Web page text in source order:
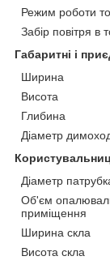
Режим роботи
Забір повітря в
Габаритні і
Ширина
Висота
Глибина
Діаметр
Діаметр
Об'єм
приміщення
Ширина скла
Висота скла